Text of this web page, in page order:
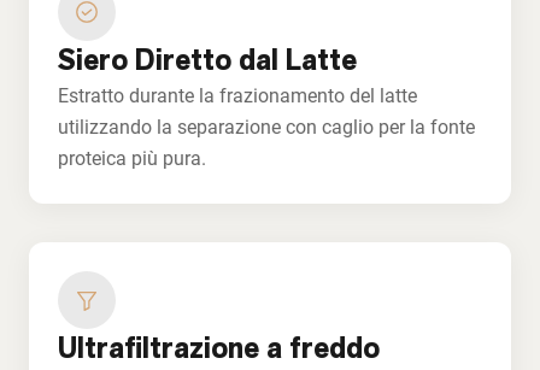
Siero Diretto dal Latte
Estratto durante la frazionamento del latte
utilizzando la separazione con caglio per la fonte
proteica più pura.
Ultrafiltrazione a freddo